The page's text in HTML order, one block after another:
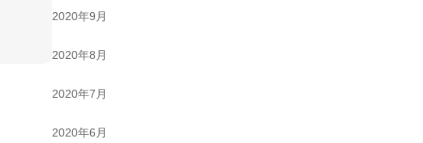
2020年9月
2020年8月
2020年7月
2020年6月